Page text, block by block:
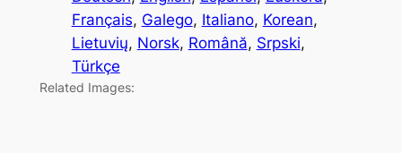
Français, Galego, Italiano, Korean
Lietuvių, Norsk, Română, Srpski
Türkçe
Related Images: